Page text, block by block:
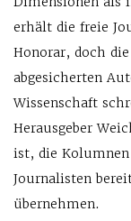
erhält die freie
Honorar, doch
abgesicherten
Wissenschaft
Herausgeber
ist, die
Journalisten
übernehmen.